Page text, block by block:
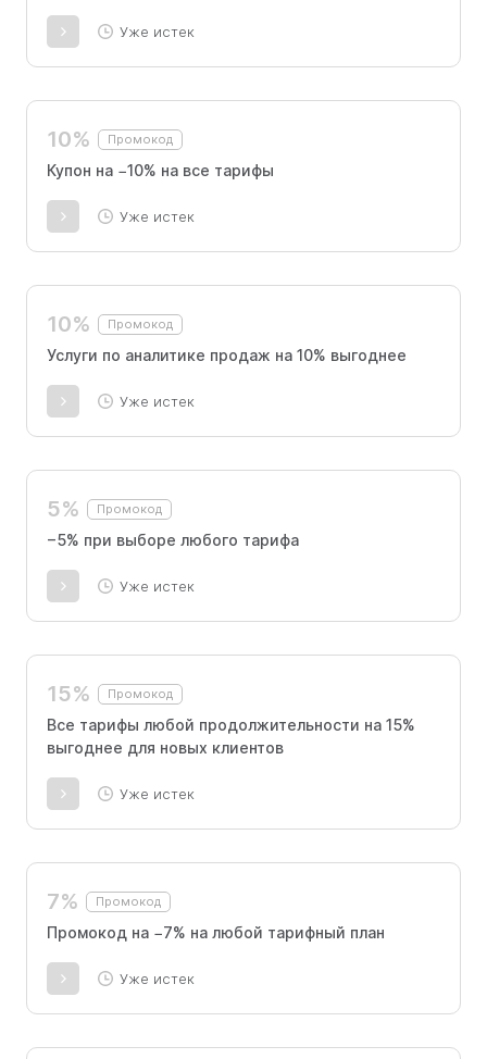
Уже истек
10% Промокод
Купон на −10% на все тарифы
Уже истек
10% Промокод
Услуги по аналитике продаж на 10% выгоднее
Уже истек
5% Промокод
−5% при выборе любого тарифа
Уже истек
15% Промокод
Все тарифы любой продолжительности на 15%
выгоднее для новых клиентов
Уже истек
7% Промокод
Промокод на −7% на любой тарифный план
Уже истек